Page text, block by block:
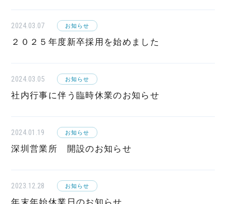
2024.03.07 お知らせ
２０２５年度新卒採用を始めました
2024.03.05 お知らせ
社内行事に伴う臨時休業のお知らせ
2024.01.19 お知らせ
深圳営業所 開設のお知らせ
2023.12.28 お知らせ